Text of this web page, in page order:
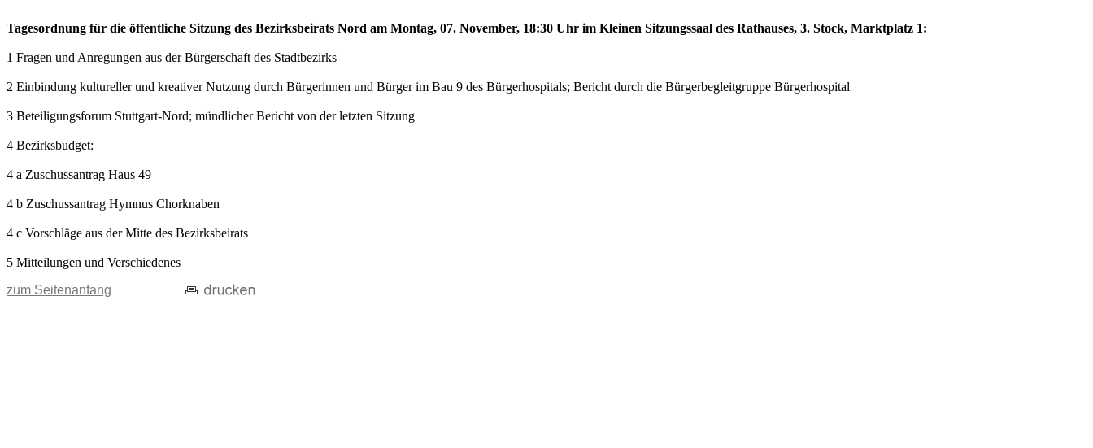
Tagesordnung für die öffentliche Sitzung des Bezirksbeirats Nord am Montag, 07. November, 18:30 Uhr im Kleinen Sitzungssaal des Rathauses, 3. Stock, Marktplatz 1:
1 Fragen und Anregungen aus der Bürgerschaft des Stadtbezirks
2 Einbindung kultureller und kreativer Nutzung durch Bürgerinnen und Bürger im Bau 9 des Bürgerhospitals; Bericht durch die Bürgerbegleitgruppe Bürgerhospital
3 Beteiligungsforum Stuttgart-Nord; mündlicher Bericht von der letzten Sitzung
4 Bezirksbudget:
4 a Zuschussantrag Haus 49
4 b Zuschussantrag Hymnus Chorknaben
4 c Vorschläge aus der Mitte des Bezirksbeirats
5 Mitteilungen und Verschiedenes
zum Seitenanfang